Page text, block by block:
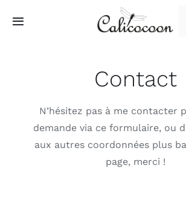
Toggle
Boutique
À propos
Contact
N’hésitez pas à me contacter
demande via ce formulaire, ou
aux autres coordonnées plus
page, merci !